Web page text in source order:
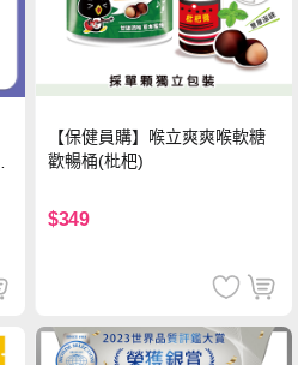
【保健員購】喉立爽爽喉軟糖
歡暢桶(枇杷)
$349